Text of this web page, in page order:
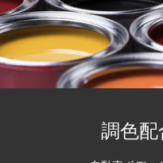
調色